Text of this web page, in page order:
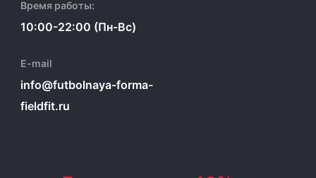
Время работы:
10:00-22:00 (Пн-Вс)
E-mail
info@futbolnaya-forma-
fieldfit.ru